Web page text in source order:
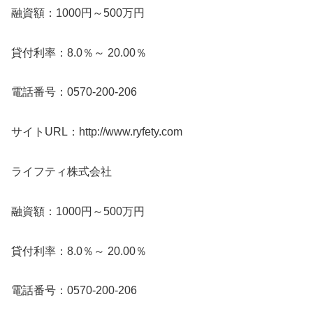
融資額：1000円～500万円
貸付利率：8.0％～ 20.00％
電話番号：0570-200-206
サイトURL：http://www.ryfety.com
ライフティ株式会社
融資額：1000円～500万円
貸付利率：8.0％～ 20.00％
電話番号：0570-200-206